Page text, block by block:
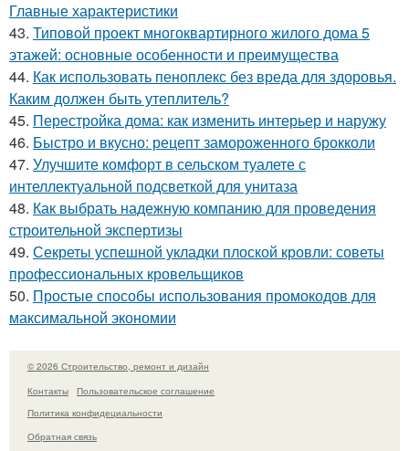
Главные характеристики
43. Типовой проект многоквартирного жилого дома 5
этажей: основные особенности и преимущества
44. Как использовать пеноплекс без вреда для здоровья.
Каким должен быть утеплитель?
45. Перестройка дома: как изменить интерьер и наружу
46. Быстро и вкусно: рецепт замороженного брокколи
47. Улучшите комфорт в сельском туалете с
интеллектуальной подсветкой для унитаза
48. Как выбрать надежную компанию для проведения
строительной экспертизы
49. Секреты успешной укладки плоской кровли: советы
профессиональных кровельщиков
50. Простые способы использования промокодов для
максимальной экономии
© 2026 Строительство, ремонт и дизайн
Контакты
Пользовательское соглашение
Политика конфидециальности
Обратная связь